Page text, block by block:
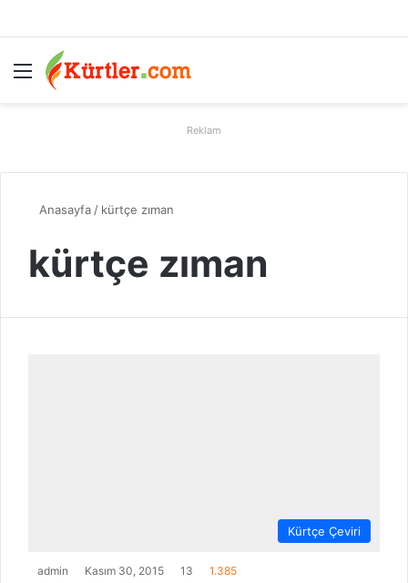
Menü
Reklam
Anasayfa / kürtçe zıman
kürtçe zıman
Kürtçe Çeviri
admin Kasım 30, 2015 13 1.385